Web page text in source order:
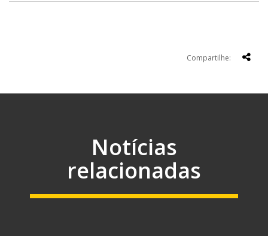
Compartilhe:
Notícias
relacionadas